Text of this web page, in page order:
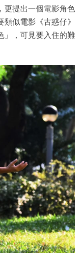
更提出一個電影角色
似電影《古惑仔》
」，可見要入住的難